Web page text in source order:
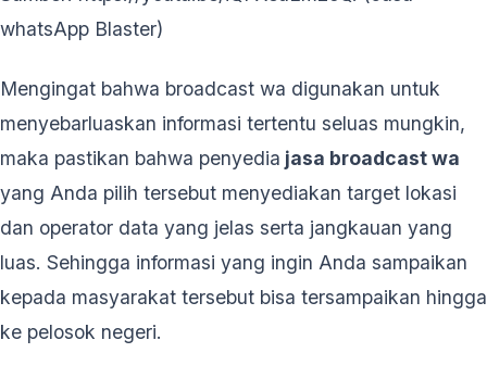
whatsApp Blaster)
Mengingat bahwa broadcast wa digunakan untuk
menyebarluaskan informasi tertentu seluas mungkin,
maka pastikan bahwa penyedia jasa broadcast wa
yang Anda pilih tersebut menyediakan target lokasi
dan operator data yang jelas serta jangkauan yang
luas. Sehingga informasi yang ingin Anda sampaikan
kepada masyarakat tersebut bisa tersampaikan hingga
ke pelosok negeri.